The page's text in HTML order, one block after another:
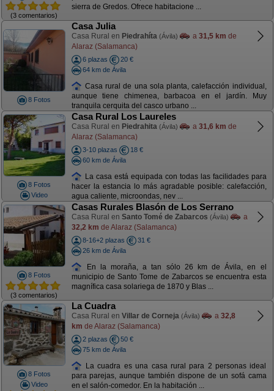
(3 comentarios)
sierra de Gredos. Ofrece habitacione ...
8 Fotos
Casa Julia
Casa Rural en Piedrahíta (Ávila) a 31,5 km de
Alaraz (Salamanca)
6 plazas
20 €
64 km de Ávila
Casa rural de una sola planta, calefacción individual,
aunque tiene chimenea, barbacoa en el jardín. Muy
tranquila cerquita del casco urbano ...
8 Fotos
Video
Casa Rural Los Laureles
Casa Rural en Piedrahita (Ávila) a 31,6 km de
Alaraz (Salamanca)
3-10 plazas
18 €
60 km de Ávila
La casa está equipada con todas las facilidades para
hacer la estancia lo más agradable posible: calefacción,
agua caliente, microondas, nev ...
8 Fotos
(3 comentarios)
Casas Rurales Blasón de Los Serrano
Casa Rural en Santo Tomé de Zabarcos (Ávila)
a
32,2 km de Alaraz (Salamanca)
8-16+2 plazas
31 €
26 km de Ávila
En la moraña, a tan sólo 26 km de Ávila, en el
municipio de Santo Tome de Zabarcos se encuentra esta
magnífica casa solariega de 1870 y Blas ...
8 Fotos
Video
La Cuadra
Casa Rural en Villar de Corneja (Ávila) a 32,8
km de Alaraz (Salamanca)
2 plazas
50 €
75 km de Ávila
La cuadra es una casa rural para 2 personas ideal
para parejas, aunque también dispone de un sofá cama
en el salón-comedor. En la habitación ...